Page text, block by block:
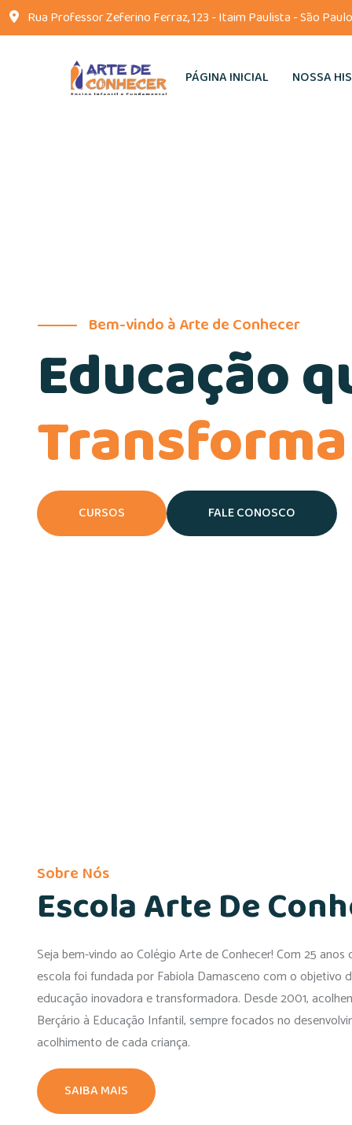
Rua Professor Zeferino Ferraz, 123 - Itaim Paulista - São
PÁGINA INICIAL NOSSA
Bem-vindo à Arte de Conhecer
Educação
CURSOS FALE CONOSCO
Sobre Nós
Escola Arte De
Seja bem-vindo ao Colégio Arte de Conhecer! Com 25 anos
escola foi fundada por Fabiola Damasceno com o objetivo
educação inovadora e transformadora. Desde 2001,
Berçário à Educação Infantil, sempre focados no
acolhimento de cada criança.
SAIBA MAIS